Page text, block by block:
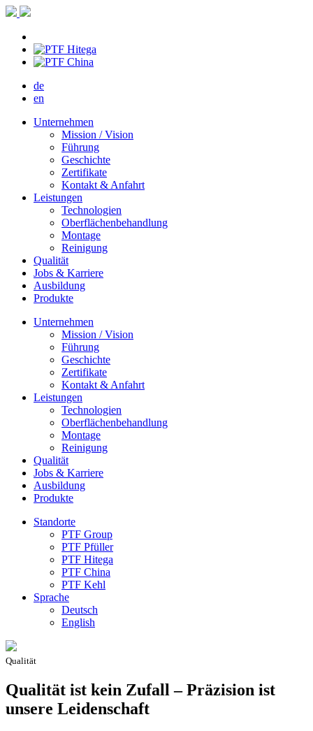
de
en
Unternehmen
Mission / Vision
Führung
Geschichte
Zertifikate
Kontakt & Anfahrt
Leistungen
Technologien
Oberflächenbehandlung
Montage
Reinigung
Qualität
Jobs & Karriere
Ausbildung
Produkte
Unternehmen
Mission / Vision
Führung
Geschichte
Zertifikate
Kontakt & Anfahrt
Leistungen
Technologien
Oberflächenbehandlung
Montage
Reinigung
Qualität
Jobs & Karriere
Ausbildung
Produkte
Standorte
PTF Group
PTF Pfüller
PTF Hitega
PTF China
PTF Kehl
Sprache
Deutsch
English
Qualität
Qualität ist kein Zufall – Präzision ist
unsere Leidenschaft